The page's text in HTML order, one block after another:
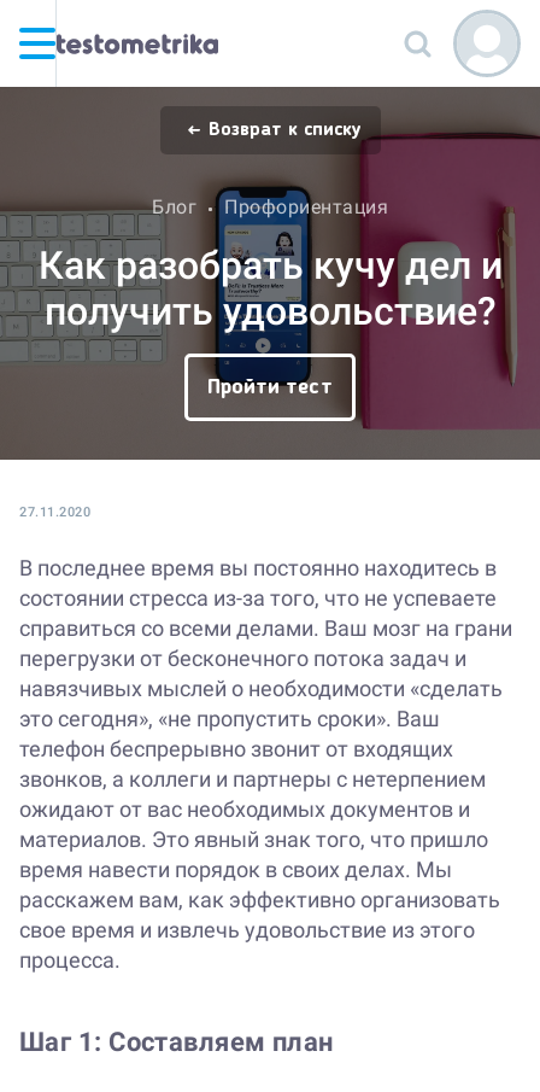
Возврат к списку
Блог Профориентация
Как разобрать кучу дел и
получить удовольствие?
Пройти тест
27.11.2020
В последнее время вы постоянно находитесь в
состоянии стресса из-за того, что не успеваете
справиться со всеми делами. Ваш мозг на грани
перегрузки от бесконечного потока задач и
навязчивых мыслей о необходимости «сделать
это сегодня», «не пропустить сроки». Ваш
телефон беспрерывно звонит от входящих
звонков, а коллеги и партнеры с нетерпением
ожидают от вас необходимых документов и
материалов. Это явный знак того, что пришло
время навести порядок в своих делах. Мы
расскажем вам, как эффективно организовать
свое время и извлечь удовольствие из этого
процесса.
Шаг 1: Составляем план